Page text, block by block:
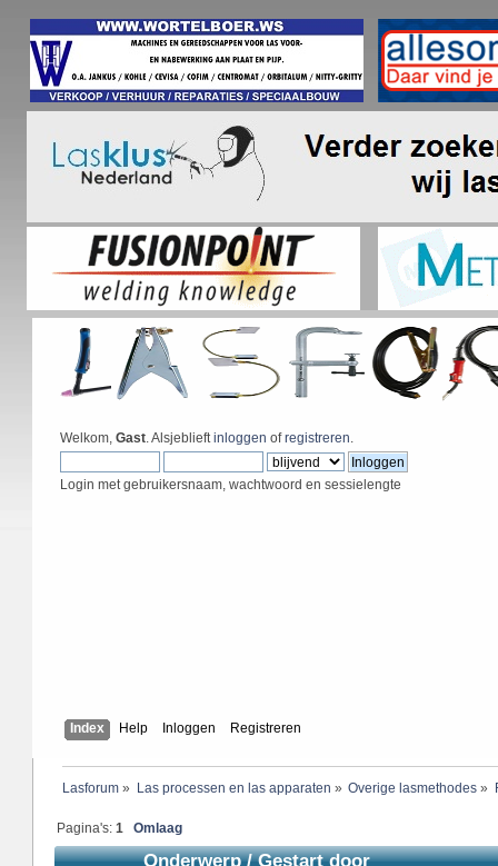
Welkom, Gast. Alsjeblieftinloggen ofregistreren.
Login met gebruikersnaam, wachtwoord en sessielengte
Index Help Inloggen Registreren
Lasforum» Las processen en las apparaten » Overige lasmethodes »
Pagina's:1 Omlaag
Onderwerp/Gestart door